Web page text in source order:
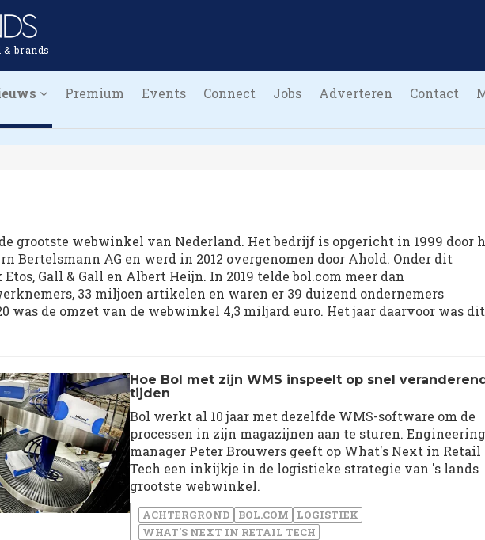
brands
Premium Events Connect Jobs Adverteren Contact
grootste webwinkel van Nederland. Het bedrijf is opgericht in 1999 door
Bertelsmann AG en werd in 2012 overgenomen door Ahold. Onder dit
Gall & Gall en Albert Heijn. In 2019 telde bol.com meer dan
33 miljoen artikelen en waren er 39 duizend ondernemers
was de omzet van de webwinkel 4,3 miljard euro. Het jaar daarvoor was dit
Huub Vermeulen is sinds 1 oktober 2017 de ceo van het e-commerce bedrijf,
Hoe Bol met zijn WMS inspeelt op snel
tijden
Bol werkt al 10 jaar met dezelfde WMS-software om de
processen in zijn magazijnen aan te sturen. Engineering
manager Peter Brouwers geeft op What's Next in Retail
Tech een inkijkje in de logistieke strategie van 's lands
grootste webwinkel.
ACHTERGROND BOL.COM
LOGISTIEK
WHAT'S NEXT IN RETAIL TECH